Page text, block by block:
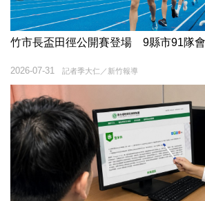
竹市長盃田徑公開賽登場 9縣市91隊
記者季大仁／新竹報導
2026-07-31